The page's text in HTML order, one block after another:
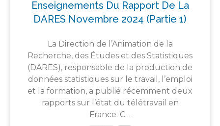
Enseignements Du Rapport De La
DARES Novembre 2024 (partie 1)
La Direction de l’Animation de la
Recherche, des Études et des Statistiques
(DARES), responsable de la production de
données statistiques sur le travail, l’emploi
et la formation, a publié récemment deux
rapports sur l’état du télétravail en
France. C…